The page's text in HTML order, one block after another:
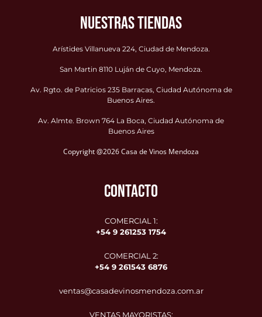
NUESTRAS TIENDAS
Arístides Villanueva 224, Ciudad de Mendoza.
San Martin 8110 Luján de Cuyo, Mendoza.
Av. Rgto. de Patricios 235 Barracas, Ciudad Autónoma de
Buenos Aires.
Av. Almte. Brown 764 La Boca, Ciudad Autónoma de
Buenos Aires
Copyright @2026 Casa de Vinos Mendoza
CONTACTO
COMERCIAL 1:
+54 9 261253 1754
COMERCIAL 2:
+54 9 261543 6876
ventas@casadevinosmendoza.com.ar
VENTAS MAYORISTAS: